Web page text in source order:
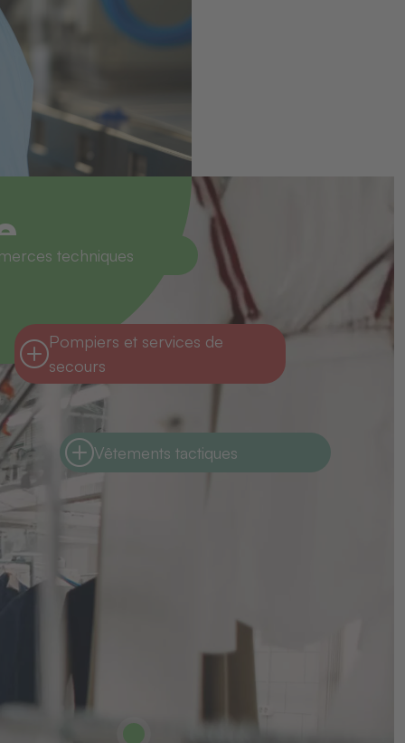
techniques
Pompiers et services de
secours
Vêtements tactiques